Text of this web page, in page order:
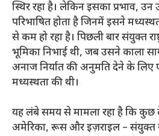
स्थिर रहा है। लेकिन इसका प्रभाव,
परिभाषित होता है जिनमें इसने
से कम हो रहा है। पिछली बार संयुक्त
भूमिका निभाई थी, जब उसने काला
अनाज निर्यात की अनुमति देने के
मध्यस्थता की थी।
यह लंबे समय से मामला रहा है कि
अमेरिका, रूस और इज़राइल – संयुक्त